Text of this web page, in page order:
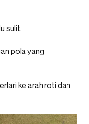
sulit.
pola yang
ke arah roti dan